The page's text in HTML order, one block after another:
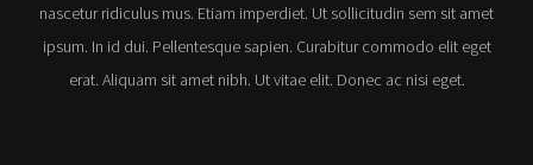
nascetur ridiculus mus. Etiam imperdiet. Ut sollicitudin sem sit amet
ipsum. In id dui. Pellentesque sapien. Curabitur commodo elit eget
erat. Aliquam sit amet nibh. Ut vitae elit. Donec ac nisi eget.